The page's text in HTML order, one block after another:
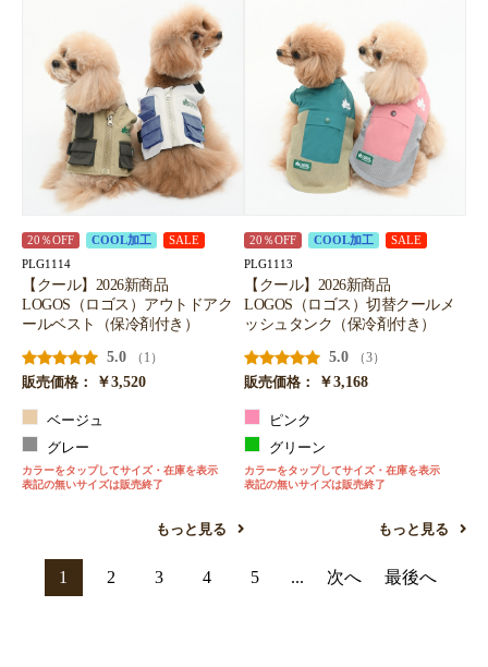
20％OFF COOL加工 SALE
PLG1114
【クール】2026新商品
LOGOS（ロゴス）アウトドアク
ールベスト（保冷剤付き）
5.0
（1）
販売価格：
￥3,520
ベージュ
グレー
カラーをタップしてサイズ・在庫を表示
表記の無いサイズは販売終了
もっと見る
20％OFF COOL加工 SALE
PLG1113
【クール】2026新商品
LOGOS（ロゴス）切替クールメ
ッシュタンク（保冷剤付き）
5.0
（3）
販売価格：
￥3,168
ピンク
グリーン
カラーをタップしてサイズ・在庫を表示
表記の無いサイズは販売終了
もっと見る
1 2 3 4 5 ... 次へ 最後へ